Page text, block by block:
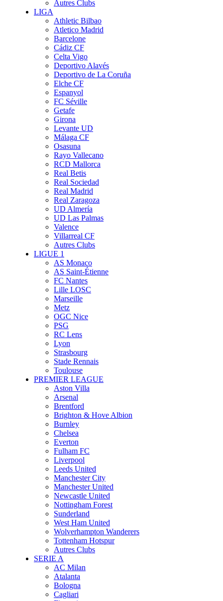
Autres Clubs
LIGA
Athletic Bilbao
Atletico Madrid
Barcelone
Cádiz CF
Celta Vigo
Deportivo Alavés
Deportivo de La Coruña
Elche CF
Espanyol
FC Séville
Getafe
Girona
Levante UD
Málaga CF
Osasuna
Rayo Vallecano
RCD Mallorca
Real Betis
Real Sociedad
Real Madrid
Real Zaragoza
UD Almería
UD Las Palmas
Valence
Villarreal CF
Autres Clubs
LIGUE 1
AS Monaco
AS Saint-Étienne
FC Nantes
Lille LOSC
Marseille
Metz
OGC Nice
PSG
RC Lens
Lyon
Strasbourg
Stade Rennais
Toulouse
PREMIER LEAGUE
Aston Villa
Arsenal
Brentford
Brighton & Hove Albion
Burnley
Chelsea
Everton
Fulham FC
Liverpool
Leeds United
Manchester City
Manchester United
Newcastle United
Nottingham Forest
Sunderland
West Ham United
Wolverhampton Wanderers
Tottenham Hotspur
Autres Clubs
SERIE A
AC Milan
Atalanta
Bologna
Cagliari